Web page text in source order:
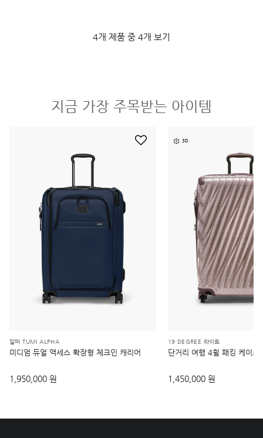
4개 제품 중 4개 보기
지금 가장 주목받는 아이템
알파 TUMI ALPHA
미디엄 듀얼 액세스 확장형 체크인 캐리어
1,950,000 원
3D
19 DEGREE 라이트
단거리 여행 4휠 패킹 케이스
1,450,000 원